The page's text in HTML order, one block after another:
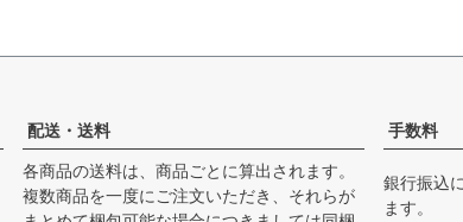
配送・送料
各商品の送料は、商品ごとに算出されます。
複数商品を一度にご注文いただき、それらが
手数料
銀行振込
ます。